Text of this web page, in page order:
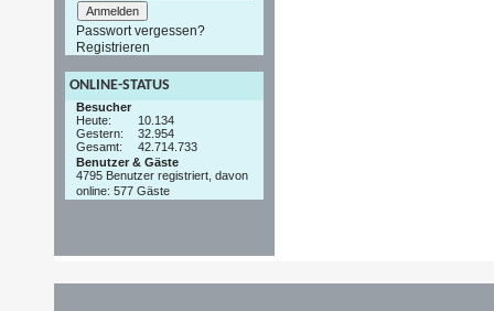
Passwort vergessen?
Registrieren
ONLINE-STATUS
Besucher
Heute:
10.134
Gestern:
32.954
Gesamt:
42.714.733
Benutzer & Gäste
4795 Benutzer registriert, davon
online: 577 Gäste